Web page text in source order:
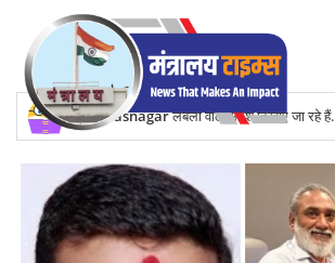
Ulhasnagarलेबलों वाले संदेश दिखाए जा रहे हैं.